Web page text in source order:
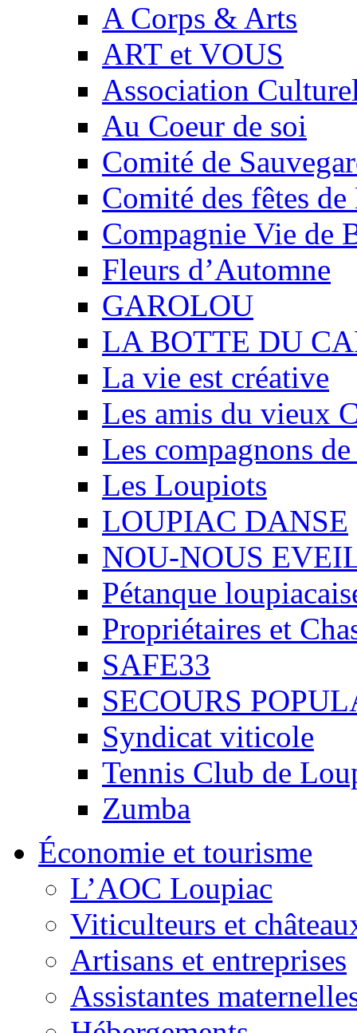
A Corps & Arts
ART et VOUS
Association
Au Coeur de soi
Comité de
Comité des fêtes
Compagnie Vie de
Fleurs d’Automne
GAROLOU
LA BOTTE DU
La vie est créative
Les amis du vieux
Les compagnons
Les Loupiots
LOUPIAC DANSE
NOU-NOUS
Pétanque
Propriétaires et
SAFE33
SECOURS
Syndicat viticole
Tennis Club de
Zumba
Économie et tourisme
L’AOC Loupiac
Viticulteurs et
Artisans et entreprises
Assistantes